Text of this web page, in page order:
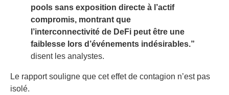
pools sans exposition directe à l’actif
compromis, montrant que
l’interconnectivité de DeFi peut être une
faiblesse lors d’événements indésirables.”
disent les analystes.
Le rapport souligne que cet effet de contagion n’est pas
isolé.